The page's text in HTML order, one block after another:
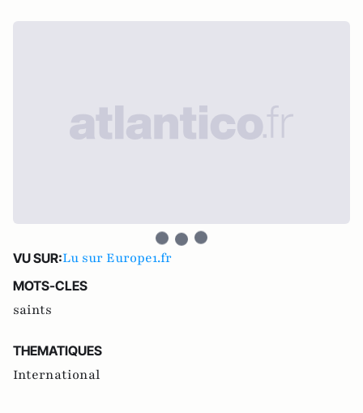
VU SUR:Lu sur Europe1.fr
MOTS-CLES
saints
THEMATIQUES
International